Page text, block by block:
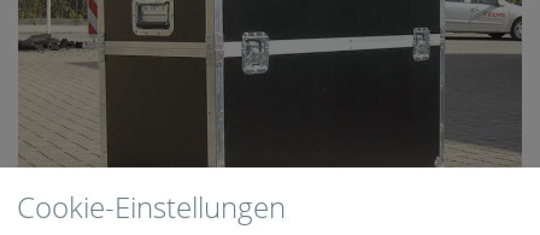
Cookie-Einstellungen